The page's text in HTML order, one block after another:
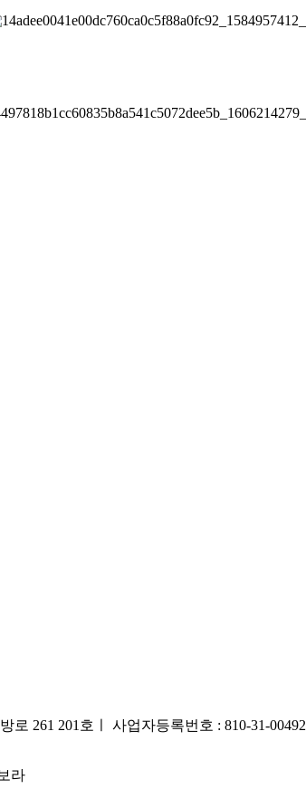
로 261 201호ㅣ 사업자등록번호 : 810-31-00492
라